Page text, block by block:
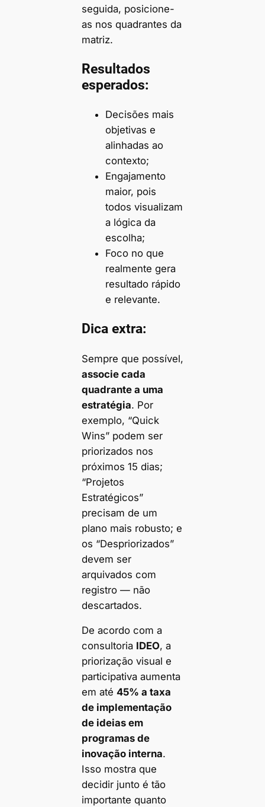
seguida, posicione-
as nos quadrantes da
matriz.
Resultados
esperados:
Decisões mais
objetivas e
alinhadas ao
contexto;
Engajamento
maior, pois
todos visualizam
a lógica da
escolha;
Foco no que
realmente gera
resultado rápido
e relevante.
Dica extra:
Sempre que possível,
associe cada
quadrante a uma
estratégia. Por
exemplo, “Quick
Wins” podem ser
priorizados nos
próximos 15 dias;
“Projetos
Estratégicos”
precisam de um
plano mais robusto; e
os “Despriorizados”
devem ser
arquivados com
registro — não
descartados.
De acordo com a
consultoria IDEO, a
priorização visual e
participativa aumenta
em até 45% a taxa
de implementação
de ideias em
programas de
inovação interna.
Isso mostra que
decidir junto é tão
importante quanto